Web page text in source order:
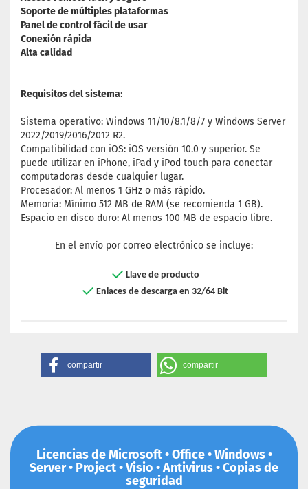
Soporte de múltiples plataformas
Panel de control fácil de usar
Conexión rápida
Alta calidad
Requisitos del sistema:
Sistema operativo: Windows 11/10/8.1/8/7 y Windows Server
2022/2019/2016/2012 R2.
Compatibilidad con iOS: iOS versión 10.0 y superior. Se
puede utilizar en iPhone, iPad y iPod touch para conectar
computadoras desde cualquier lugar.
Procesador: Al menos 1 GHz o más rápido.
Memoria: Mínimo 512 MB de RAM (se recomienda 1 GB).
Espacio en disco duro: Al menos 100 MB de espacio libre.
En el envío por correo electrónico se incluye:
Llave de producto
Enlaces de descarga en 32/64 Bit
compartir compartir
Licencias de Microsoft • Office • Windows •
Server • Project • Visio • Antivirus • Copias de
seguridad